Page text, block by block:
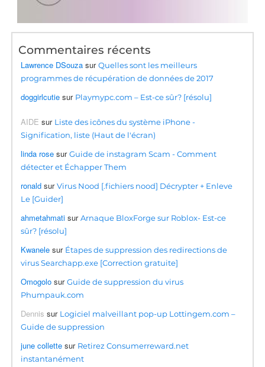
Commentaires récents
Lawrence DSouza surQuelles sont les meilleurs
programmes de récupération de données de 2017
doggirlcutie sur Playmypc.com – Est-ce sûr? [résolu]
AIDE sur Liste des icônes du système iPhone -
Signification, liste (Haut de l'écran)
linda rose surGuide de instagram Scam - Comment
détecter et Échapper Them
ronald surVirus Nood [.fichiers nood] Décrypter + Enleve
Le [Guider]
ahmetahmati surArnaque BloxForge sur Roblox- Est-ce
sûr? [résolu]
Kwanele sur Étapes de suppression des redirections de
virus Searchapp.exe [Correction gratuite]
Omogolo surGuide de suppression du virus
Phumpauk.com
Dennis sur Logiciel malveillant pop-up Lottingem.com –
Guide de suppression
june collette sur Retirez Consumerreward.net
instantanément